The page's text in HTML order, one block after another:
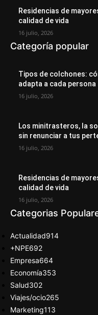
Residencias de
calidad de vida
16 julio, 2026
Categoría popular
Tipos de colchones:
adapta a cada persona
16 julio, 2026
Los minitrasteros, la
sin renunciar a tus
16 julio, 2026
Residencias de
calidad de vida
16 julio, 2026
Categorias
Actualidad914
+NPE692
Empresa664
Economía353
Salud302
Viajes/ocio265
Marketing113